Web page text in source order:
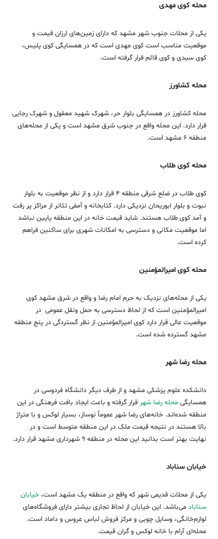
محله کوی مهدی
یکی از محلات جنوب شهر مشهد که دارای زمین‌های ارزان‌ قیمت و
موقعیت مناسب است کوی مهدی است که در همسایگی کوی پلیس،
کوی سیدی و کوی قائم قرار گرفته است.
محله کشاورز
محله کشاورز در همسایگی بلوار حر، شهرک شهید معقول و شهرک رجایی
قرار دارد. این محله واقع در جنوب شرق مشهد است و یکی از محله‌های
منطقه 6 مشهد است.
محله کوی طلاب
کوی طلاب در ضلع شرقی منطقه 4 قرار دارد و از نظر موقعیت به بلوار
نبوت و بلوار ابوریحان نزدیکی دارد. کتابخانه و آمفی تئاتر از مراکز پر رفت
و آمد کوی طلاب هستند. شاید قیمت خانه در این منطقه پایین نباشد
اما موقعیت مکانی و دسترسی به امکانات شهری برای ساکنین فراهم
کرده است.
محله کوی امیرالمؤمنین
یکی از محله‌های نزدیک به حرم امام رضا و واقع در شرق مشهد کوی
امیرالمؤمنین است که از لحاظ دسترسی به حمل‌ ونقل عمومی در
موقعیت عالی قرار دارد کوی امیرالمؤمنین از نظر گستردگی در پنج منطقه
مشهد گسترده شده است.
محله رضا شهر
دانشکده علوم پزشکی مشهد و از طرف دیگر دانشگاه فردوسی در
همسایگی محله رضا شهر قرار گرفته‌ و باعث ایجاد بافت فرهنگی در این
منطقه شده‌اند. خانه‌های رضا شهر عموماً نوساز، بسیار لوکس و با متراژ
بالا هستند در نتیجه قیمت ملک در این منطقه متوسط است و در
نهایت بهتر است بدانید این محله در منطقه 9 شهرداری مشهد قرار دارد.
خیابان سناباد
یکی از محلات قدیمی شهر که واقع در منطقه یک مشهد است، خیابان
سناباد می‌باشد. این خیابان از لحاظ تجاری بیشتر دارای فروشگاه‌های
لوازم‌خانگی، وسایل چوبی و مرکز فروش لباس عروس و داماد است.
محله‌ای آرام با خانه لوکس و گران قیمت.